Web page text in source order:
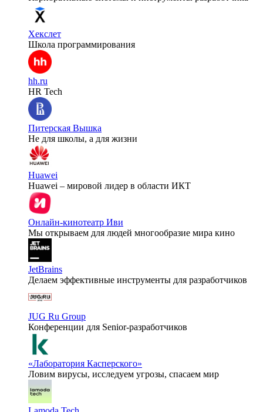
Хекслет
Школа программирования
hh.ru
HR Tech
Питерская Вышка
Не для школы, а для жизни
Huawei
Huawei – мировой лидер в области ИКТ
Онлайн-кинотеатр Иви
Мы открываем для людей многообразие мира кино
JetBrains
Делаем эффективные инструменты для разработчиков
JUG Ru Group
Конференции для Senior-разработчиков
«Лаборатория Касперского»
Ловим вирусы, исследуем угрозы, спасаем мир